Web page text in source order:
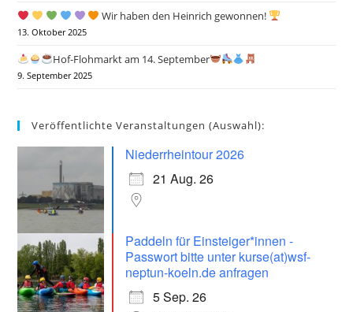
Wir haben den Heinrich gewonnen!
13. Oktober 2025
Hof-Flohmarkt am 14. September
9. September 2025
Veröffentlichte Veranstaltungen (Auswahl):
Niederrheintour 2026
21 Aug. 26
Paddeln für Einsteiger*innen -
Passwort bitte unter kurse(at)wsf-
neptun-koeln.de anfragen
5 Sep. 26